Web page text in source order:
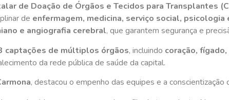
de Doação de Órgãos e Tecidos para Transplantes
de enfermagem, medicina, serviço social,
e angiografia cerebral, que garantem segurança e
captações de múltiplos órgãos, incluindo coração,
da rede pública de saúde da capital.
, destacou o empenho das equipes e a